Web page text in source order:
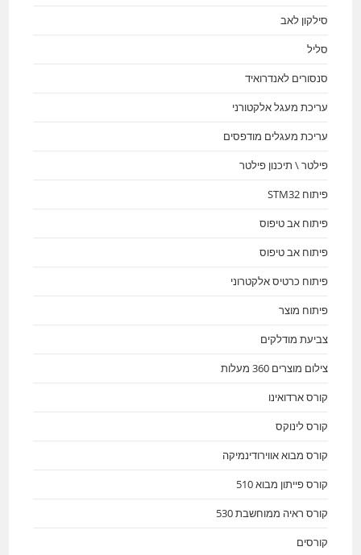
סילקון לאב
סליל
סנסורים לאנדרואיד
עריכת מעגל אלקטורני
עריכת מעגלים מודפסים
פילטר \ תיכנון פילטר
פיתוח STM32
פיתוח אב טיפוס
פיתוח אב טיפוס
פיתוח כרטיס אלקטרוני
פיתוח מוצר
צביעת מודלקים
צילום מוצרים 360 מעלות
קורס ארדואינו
קורס לינוקס
קורס מבוא אווירודינמיקה
קורס פייתון מבוא 510
קורס ראיה ממוחשבת 530
קורסים